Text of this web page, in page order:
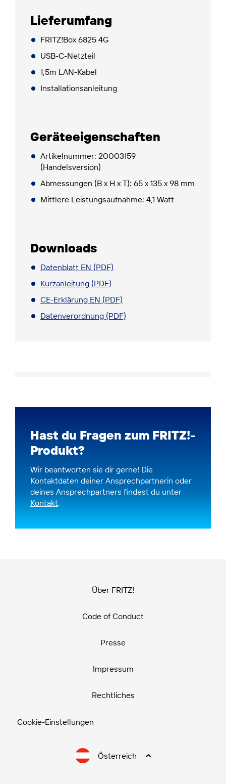
Lieferumfang
FRITZ!Box 6825 4G
USB-C-Netzteil
1,5m LAN-Kabel
Installationsanleitung
Geräteeigenschaften
Artikelnummer: 20003159
(Handelsversion)
Abmessungen (B x H x T): 65 x 135 x 98 mm
Mittlere Leistungsaufnahme: 4,1 Watt
Downloads
Datenblatt EN (PDF)
Kurzanleitung (PDF)
CE-Erklärung EN (PDF)
Datenverordnung (PDF)
Hast du Fragen zum FRITZ!-
Produkt?
Wir beantworten sie dir gerne! Die
Kontaktdaten deiner Ansprechpartnerin oder
deines Ansprechpartners findest du unter
Kontakt.
Über FRITZ!
Code of Conduct
Presse
Impressum
Rechtliches
Cookie-Einstellungen
Österreich